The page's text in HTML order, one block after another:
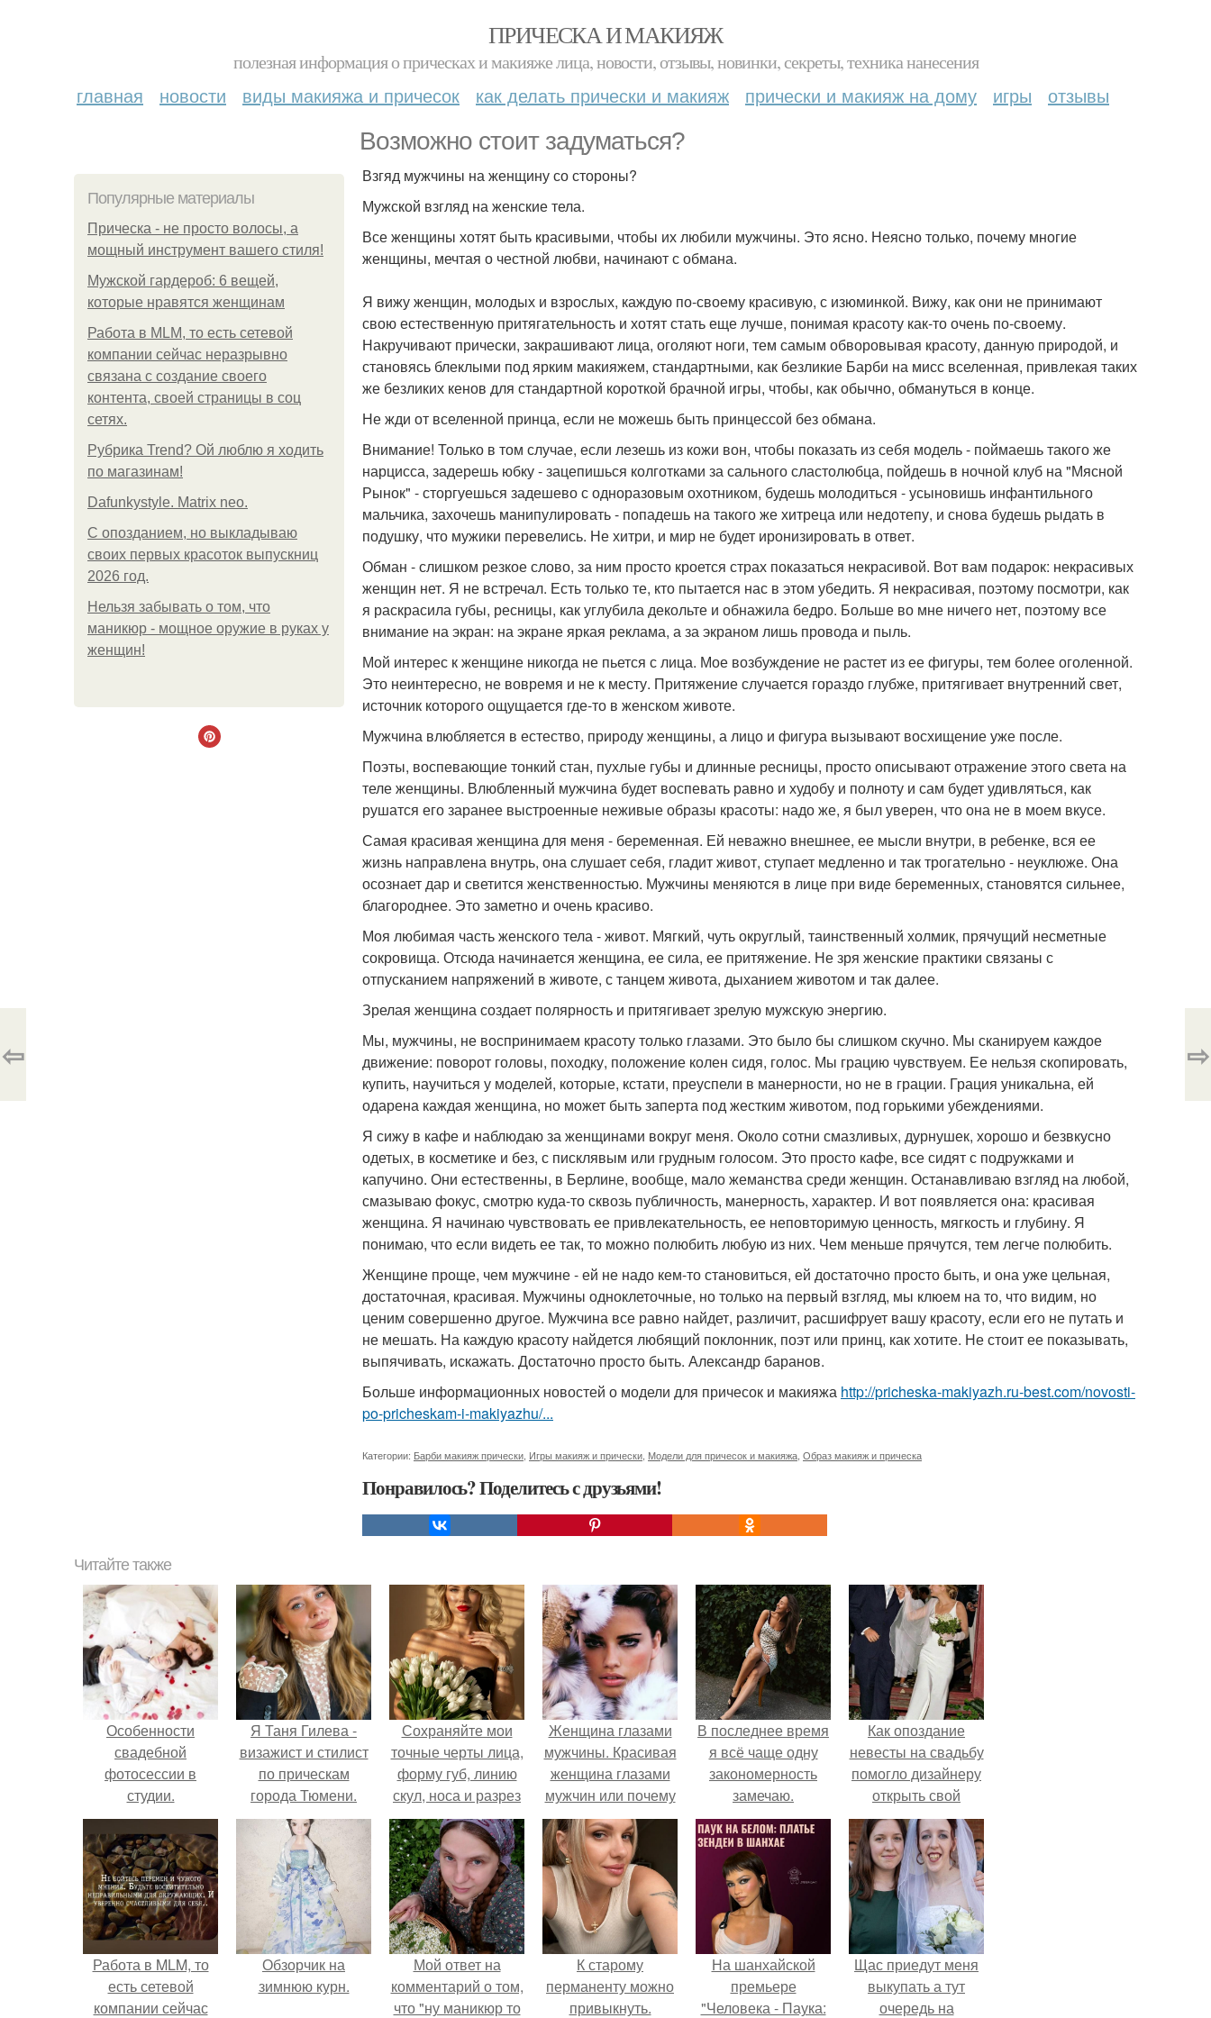
ПРИЧЕСКА И МАКИЯЖ
полезная информация о прическах и макияже лица, новости, отзывы, новинки, секреты, техника нанесения
главная новости виды макияжа и причесок как делать прически и макияж прически и макияж на дому игры отзывы
Возможно стоит задуматься?
Популярные материалы
Прическа - не просто волосы, а
мощный инструмент вашего стиля!
Мужской гардероб: 6 вещей,
которые нравятся женщинам
Работа в MLM, то есть сетевой
компании сейчас неразрывно
связана с создание своего
контента, своей страницы в соц
сетях.
Рубрика Trend? Ой люблю я ходить
по магазинам!
Dafunkystyle. Matrix neo.
С опозданием, но выкладываю
своих первых красоток выпускниц
2026 год.
Нельзя забывать о том, что
маникюр - мощное оружие в руках у
женщин!
Взгяд мужчины на женщину со стороны?
Мужской взгляд на женские тела.
Все женщины хотят быть красивыми, чтобы их любили мужчины. Это ясно. Неясно только, почему многие
женщины, мечтая о честной любви, начинают с обмана.
Я вижу женщин, молодых и взрослых, каждую по-своему красивую, с изюминкой. Вижу, как они не принимают
свою естественную притягательность и хотят стать еще лучше, понимая красоту как-то очень по-своему.
Накручивают прически, закрашивают лица, оголяют ноги, тем самым обворовывая красоту, данную природой, и
становясь блеклыми под ярким макияжем, стандартными, как безликие Барби на мисс вселенная, привлекая таких
же безликих кенов для стандартной короткой брачной игры, чтобы, как обычно, обмануться в конце.
Не жди от вселенной принца, если не можешь быть принцессой без обмана.
Внимание! Только в том случае, если лезешь из кожи вон, чтобы показать из себя модель - поймаешь такого же
нарцисса, задерешь юбку - зацепишься колготками за сального сластолюбца, пойдешь в ночной клуб на "Мясной
Рынок" - сторгуешься задешево с одноразовым охотником, будешь молодиться - усыновишь инфантильного
мальчика, захочешь манипулировать - попадешь на такого же хитреца или недотепу, и снова будешь рыдать в
подушку, что мужики перевелись. Не хитри, и мир не будет иронизировать в ответ.
Обман - слишком резкое слово, за ним просто кроется страх показаться некрасивой. Вот вам подарок: некрасивых
женщин нет. Я не встречал. Есть только те, кто пытается нас в этом убедить. Я некрасивая, поэтому посмотри, как
я раскрасила губы, ресницы, как углубила декольте и обнажила бедро. Больше во мне ничего нет, поэтому все
внимание на экран: на экране яркая реклама, а за экраном лишь провода и пыль.
Мой интерес к женщине никогда не пьется с лица. Мое возбуждение не растет из ее фигуры, тем более оголенной.
Это неинтересно, не вовремя и не к месту. Притяжение случается гораздо глубже, притягивает внутренний свет,
источник которого ощущается где-то в женском животе.
Мужчина влюбляется в естество, природу женщины, а лицо и фигура вызывают восхищение уже после.
Поэты, воспевающие тонкий стан, пухлые губы и длинные ресницы, просто описывают отражение этого света на
теле женщины. Влюбленный мужчина будет воспевать равно и худобу и полноту и сам будет удивляться, как
рушатся его заранее выстроенные неживые образы красоты: надо же, я был уверен, что она не в моем вкусе.
Самая красивая женщина для меня - беременная. Ей неважно внешнее, ее мысли внутри, в ребенке, вся ее
жизнь направлена внутрь, она слушает себя, гладит живот, ступает медленно и так трогательно - неуклюже. Она
осознает дар и светится женственностью. Мужчины меняются в лице при виде беременных, становятся сильнее,
благороднее. Это заметно и очень красиво.
Моя любимая часть женского тела - живот. Мягкий, чуть округлый, таинственный холмик, прячущий несметные
сокровища. Отсюда начинается женщина, ее сила, ее притяжение. Не зря женские практики связаны с
отпусканием напряжений в животе, с танцем живота, дыханием животом и так далее.
Зрелая женщина создает полярность и притягивает зрелую мужскую энергию.
Мы, мужчины, не воспринимаем красоту только глазами. Это было бы слишком скучно. Мы сканируем каждое
движение: поворот головы, походку, положение колен сидя, голос. Мы грацию чувствуем. Ее нельзя скопировать,
купить, научиться у моделей, которые, кстати, преуспели в манерности, но не в грации. Грация уникальна, ей
одарена каждая женщина, но может быть заперта под жестким животом, под горькими убеждениями.
Я сижу в кафе и наблюдаю за женщинами вокруг меня. Около сотни смазливых, дурнушек, хорошо и безвкусно
одетых, в косметике и без, с писклявым или грудным голосом. Это просто кафе, все сидят с подружками и
капучино. Они естественны, в Берлине, вообще, мало жеманства среди женщин. Останавливаю взгляд на любой,
смазываю фокус, смотрю куда-то сквозь публичность, манерность, характер. И вот появляется она: красивая
женщина. Я начинаю чувствовать ее привлекательность, ее неповторимую ценность, мягкость и глубину. Я
понимаю, что если видеть ее так, то можно полюбить любую из них. Чем меньше прячутся, тем легче полюбить.
Женщине проще, чем мужчине - ей не надо кем-то становиться, ей достаточно просто быть, и она уже цельная,
достаточная, красивая. Мужчины одноклеточные, но только на первый взгляд, мы клюем на то, что видим, но
ценим совершенно другое. Мужчина все равно найдет, различит, расшифрует вашу красоту, если его не путать и
не мешать. На каждую красоту найдется любящий поклонник, поэт или принц, как хотите. Не стоит ее показывать,
выпячивать, искажать. Достаточно просто быть. Александр баранов.
Больше информационных новостей о модели для причесок и макияжа http://pricheska-makiyazh.ru-best.com/novosti-
po-pricheskam-i-makiyazhu/...
Категории: Барби макияж прически Игры макияж и прически Модели для причесок и макияжа Образ макияж и прическа
Понравилось? Поделитесь с друзьями!
⇦ ⇨
Читайте также
Особенности
свадебной
фотосессии в
студии.
Я Таня Гилева -
визажист и стилист
по прическам
города Тюмени.
Сохраняйте мои
точные черты лица,
форму губ, линию
скул, носа и разрез
глаз.
Женщина глазами
мужчины. Красивая
женщина глазами
мужчин или почему
так важно
заниматься собой.
В последнее время
я всё чаще одну
закономерность
замечаю.
Как опоздание
невесты на свадьбу
помогло дизайнеру
открыть свой
бренд.
Работа в MLM, то
есть сетевой
компании сейчас
Обзорчик на
зимнюю курн.
Мой ответ на
комментарий о том,
что "ну маникюр то
К старому
перманенту можно
привыкнуть.
На шанхайской
премьере
"Человека - Паука:
Щас приедут меня
выкупать а тут
очередь на